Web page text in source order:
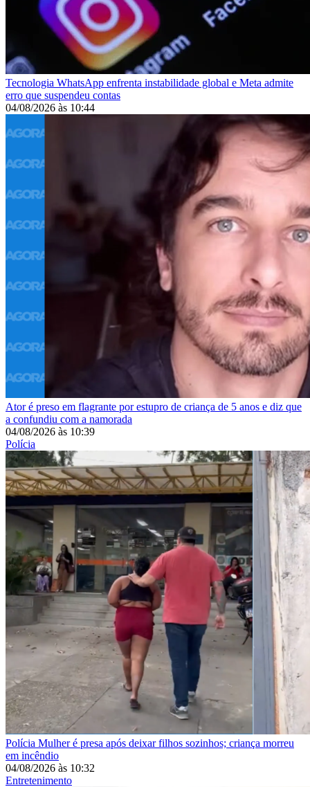
Tecnologia WhatsApp enfrenta instabilidade global e Meta admite
erro que suspendeu contas
04/08/2026 às 10:44
Ator é preso em flagrante por estupro de criança de 5 anos e diz que
a confundiu com a namorada
04/08/2026 às 10:39
Polícia
Polícia Mulher é presa após deixar filhos sozinhos; criança morreu
em incêndio
04/08/2026 às 10:32
Entretenimento